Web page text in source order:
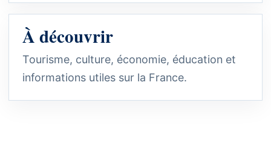
À découvrir
Tourisme, culture, économie, éducation et
informations utiles sur la France.